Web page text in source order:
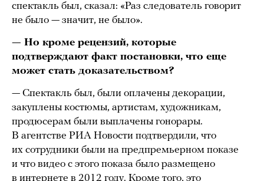
спектакль был, сказал: «Раз следователь говорит
не было — значит, не было».
— Но кроме рецензий, которые
подтверждают факт постановки, что еще
может стать доказательством?
— Спектакль был, были оплачены декорации,
закуплены костюмы, артистам, художникам,
продюсерам были выплачены гонорары.
В агентстве РИА Новости подтвердили, что
их сотрудники были на предпремьерном показе
и что видео с этого показа было размещено
в интернете в 2012 году. Кроме того, это